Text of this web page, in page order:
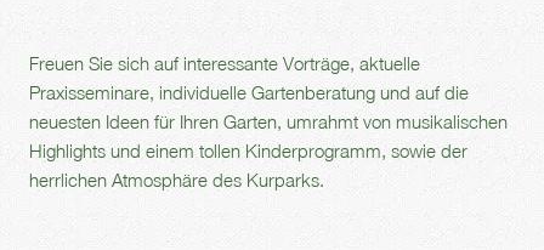
Freuen Sie sich auf interessante Vorträge, aktuelle
Praxisseminare, individuelle Gartenberatung und auf die
neuesten Ideen für Ihren Garten, umrahmt von musikalischen
Highlights und einem tollen Kinderprogramm, sowie der
herrlichen Atmosphäre des Kurparks.